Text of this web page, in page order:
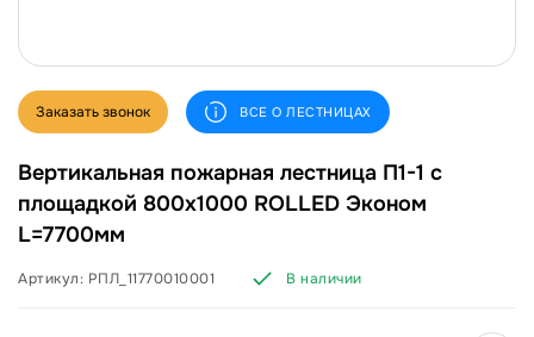
Заказать звонок ВСЕ О ЛЕСТНИЦАХ
Вертикальная пожарная лестница П1-1 с
площадкой 800х1000 ROLLED Эконом
L=7700мм
Артикул: РПЛ_11770010001 В наличии